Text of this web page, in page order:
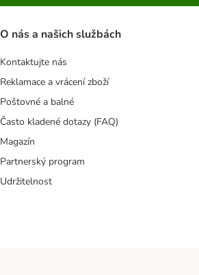
O nás a našich službách
Kontaktujte nás
Reklamace a vrácení zboží
Poštovné a balné
Často kladené dotazy (FAQ)
Magazín
Partnerský program
Udržitelnost